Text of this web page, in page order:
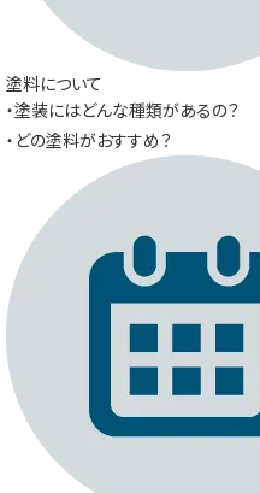
塗料について
・塗装にはどんな種類があるの？
・どの塗料がおすすめ？